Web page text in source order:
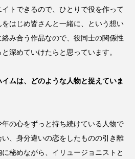
トできるので、ひとりで役を作って
はじめ皆さんと一緒に、という想い
み合う作品なので、役同士の関係性
深めていけたらと思っています。
ムは、どのような人物と捉えていま
の心をずっと持ち続けている人物で
、身分違いの恋をしたものの引き離
秘めながら、イリュージョニストと